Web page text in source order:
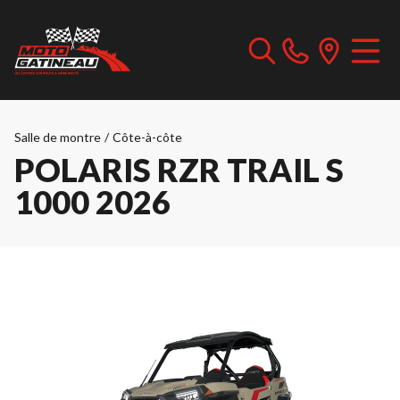
Salle de montre / Côte-à-côte
POLARIS RZR TRAIL S
1000 2026